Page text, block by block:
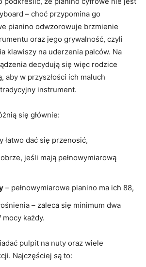
– choć przypomina go
pianino odwzorowuje brzmienie
oraz jego grywalność, czyli
klawiszy na uderzenia palców. Na
decydują się więc rodzice
aby w przyszłości ich maluch
tradycyjny instrument.
się głównie:
łatwo dać się przenosić,
jeśli mają pełnowymiarową
– pełnowymiarowe pianino ma ich 88,
– zaleca się minimum dwa
mocy każdy.
pulpit na nuty oraz wiele
Najczęściej są to: